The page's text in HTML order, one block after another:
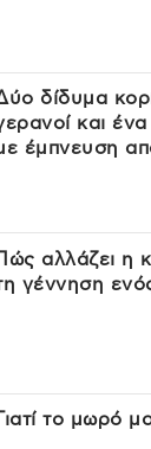
δίδυμα
και
έμπνευση
αλλάζει η
γέννηση
το μωρό